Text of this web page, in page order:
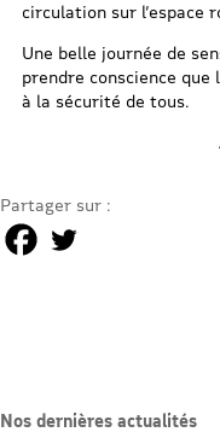
circulation sur l’espace
Une belle journée de
prendre conscience
à la sécurité de tous.
Partager sur :
Nos dernières actualités